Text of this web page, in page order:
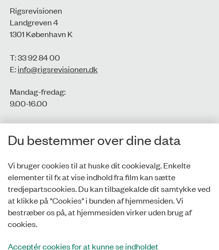
Rigsrevisionen
Landgreven 4
1301 København K
T: 33 92 84 00
E:info@rigsrevisionen.dk
Mandag-fredag:
9.00-16.00​
CVR-nr.: 77806113
EAN-nr.: 5798000016002
Privatlivspolitik
Whistleblowerordning
Tilgængelighedserklæring
Du bestemmer over dine data
Vi bruger cookies til at huske dit cookievalg. Enkelte
elementer til fx at vise indhold fra film kan sætte
tredjepartscookies. Du kan tilbagekalde dit samtykke ved
at klikke på "Cookies" i bunden af hjemmesiden. Vi
bestræber os på, at hjemmesiden virker uden brug af
cookies.
Acceptér cookies for at kunne se indholdet